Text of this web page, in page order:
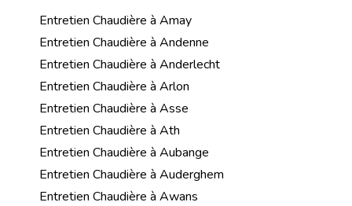
Entretien Chaudière à Amay
Entretien Chaudière à Andenne
Entretien Chaudière à Anderlecht
Entretien Chaudière à Arlon
Entretien Chaudière à Asse
Entretien Chaudière à Ath
Entretien Chaudière à Aubange
Entretien Chaudière à Auderghem
Entretien Chaudière à Awans